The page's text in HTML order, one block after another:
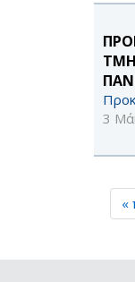
3
«